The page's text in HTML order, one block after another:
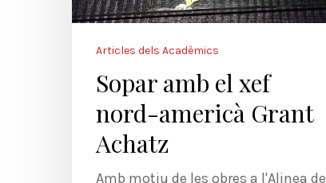
Articles dels Acadèmics
Sopar amb el xef
nord-americà Grant
Achatz
Amb motiu de les obres a l'Alinea de